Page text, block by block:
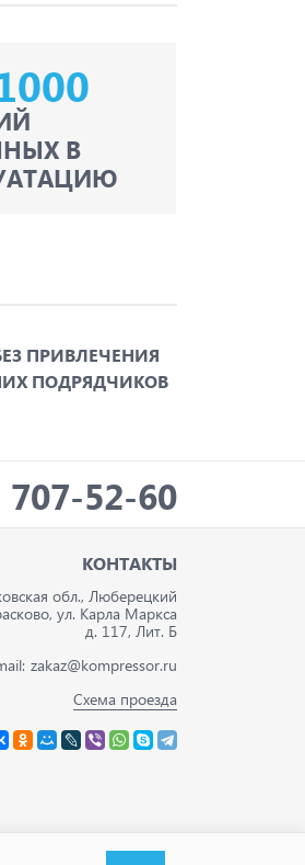
В
ПРИВЛЕЧЕНИЯ
ПОДРЯДЧИКОВ
707-52-60
КОНТАКТЫ
обл., Люберецкий
ул. Карла Маркса
д. 117, Лит. Б
zakaz@kompressor.ru
Схема проезда